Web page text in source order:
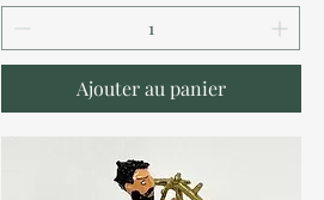
Ajouter au panier